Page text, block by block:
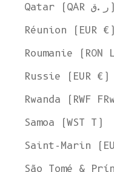
Qatar (QAR ر.ق)
Réunion (EUR €)
Roumanie (RON
Russie (EUR €)
Rwanda (RWF
Samoa (WST T)
Saint-Marin
São Tomé &